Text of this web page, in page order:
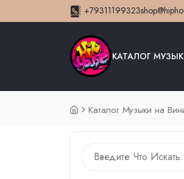
+79311199323
КАТАЛОГ
Каталог Музыки на